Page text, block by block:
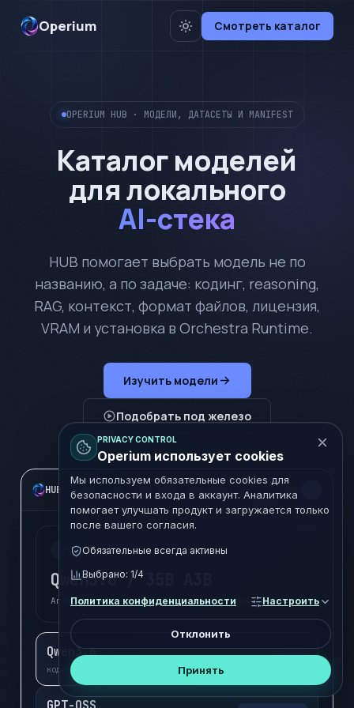
PRIVACY CONTROL
Operium использует cookies
Мы используем обязательные cookies для
безопасности и входа в аккаунт. Аналитика
помогает улучшать продукт и загружается только
после вашего согласия.
Обязательные всегда активны
Выбрано: 1/4
Политика конфиденциальности Настроить
Отклонить
Принять
Operium Смотреть каталог
OPERIUM HUB · МОДЕЛИ, ДАТАСЕТЫ И MANIFEST
Каталог моделей
для локального
AI-стека
HUB помогает выбрать модель не по
названию, а по задаче: кодинг, reasoning,
RAG, контекст, формат файлов, лицензия,
VRAM и установка в Orchestra Runtime.
Изучить модели
Подобрать под железо
HUB Поиск: code, reasoning, embeddings...
Orchestra-ready
Qwen3.6 / 35B A3B
Агентный кодинг · 262K context · Apache 2.0
Qwen3.6
кодинг, reasoning
GGUF